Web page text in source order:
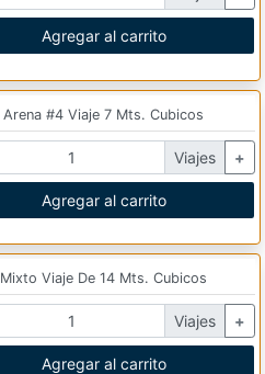
Agregar al carrito
Arena #4 Viaje 7 Mts. Cubicos
Viajes +
Agregar al carrito
Mixto Viaje De 14 Mts. Cubicos
Viajes +
Agregar al carrito